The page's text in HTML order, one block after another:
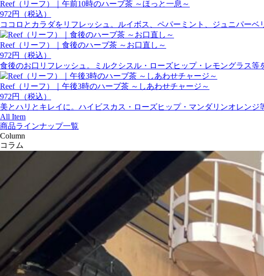
Reef（リーフ）｜午前10時のハーブ茶 ～ほっと一息～
972円（税込）
ココロとカラダをリフレッシュ。ルイボス、ペパーミント、ジュニパーベ
Reef（リーフ）｜食後のハーブ茶 ～お口直し～
972円（税込）
食後のお口リフレッシュ。ミルクシスル・ローズヒップ・レモングラス等
Reef（リーフ）｜午後3時のハーブ茶 ～しあわせチャージ～
972円（税込）
美とハリとキレイに。ハイビスカス・ローズヒップ・マンダリンオレンジ
All Item
商品ラインナップ一覧
Column
コラム